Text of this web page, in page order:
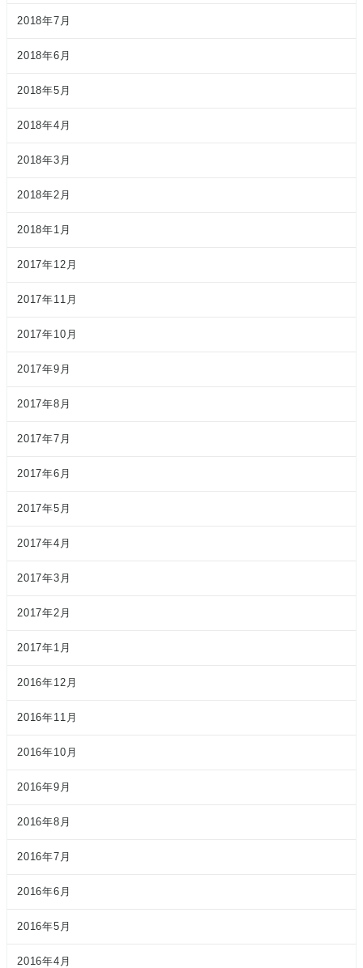
2018年7月
2018年6月
2018年5月
2018年4月
2018年3月
2018年2月
2018年1月
2017年12月
2017年11月
2017年10月
2017年9月
2017年8月
2017年7月
2017年6月
2017年5月
2017年4月
2017年3月
2017年2月
2017年1月
2016年12月
2016年11月
2016年10月
2016年9月
2016年8月
2016年7月
2016年6月
2016年5月
2016年4月